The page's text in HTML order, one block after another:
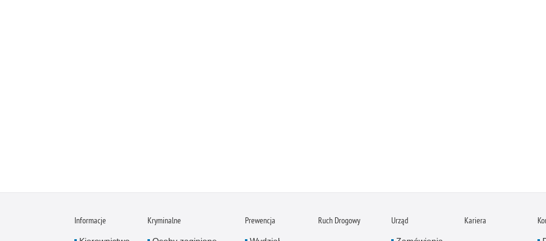
Informacje Kryminalne Prewencja Ruch Drogowy Urząd Kariera